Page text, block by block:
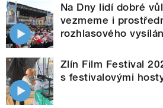
Na Dny lidí dobré
vezmeme i
rozhlasového
Zlín Film Festival
s festivalovými